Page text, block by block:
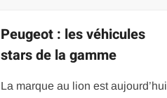
Peugeot : les véhicules
stars de la gamme
La marque au lion est aujourd’hui